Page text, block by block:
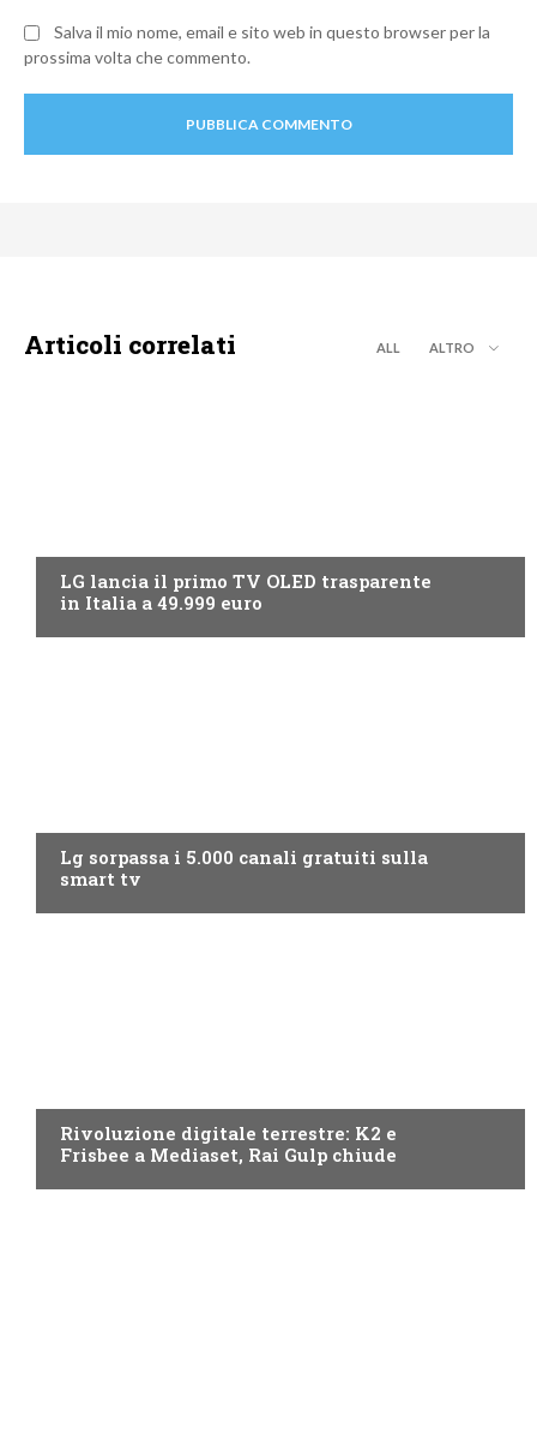
Salva il mio nome, email e sito web in questo browser per la
prossima volta che commento.
Articoli correlati ALL ALTRO
LG lancia il primo TV OLED trasparente
in Italia a 49.999 euro
Lg sorpassa i 5.000 canali gratuiti sulla
smart tv
Rivoluzione digitale terrestre: K2 e
Frisbee a Mediaset, Rai Gulp chiude